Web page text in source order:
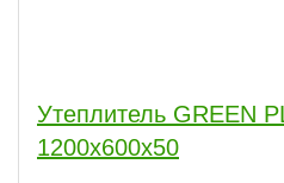
Утеплитель GREEN PLANET АКУСТИК
1200х600х50